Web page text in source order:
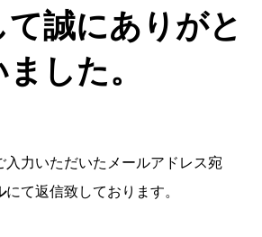
誠にありがと
した。
入力いただいたメールアドレス宛
にて返信致しております。